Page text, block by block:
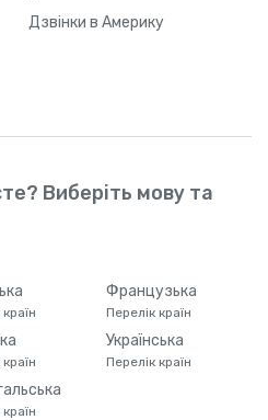
Дзвінки в Америку
Виберіть мову та
Французька
Перелік країн
Українська
Перелік країн